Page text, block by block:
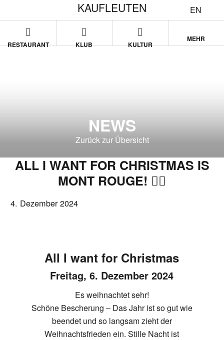
EN
KAUFLEUTEN
RESTAURANT KLUB KULTUR
MEHR
NEWS
Zurück zur Übersicht
ALL I WANT FOR CHRISTMAS IS
MONT ROUGE! ❤️‍🔥
4. Dezember 2024
All I want for Christmas
Freitag, 6. Dezember 2024
Es weihnachtet sehr!
Schöne Bescherung – Das Jahr ist so gut wie
beendet und so langsam zieht der
Weihnachtsfrieden ein. Stille Nacht ist